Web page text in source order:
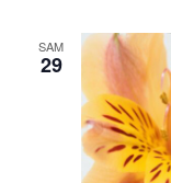
SAM
29